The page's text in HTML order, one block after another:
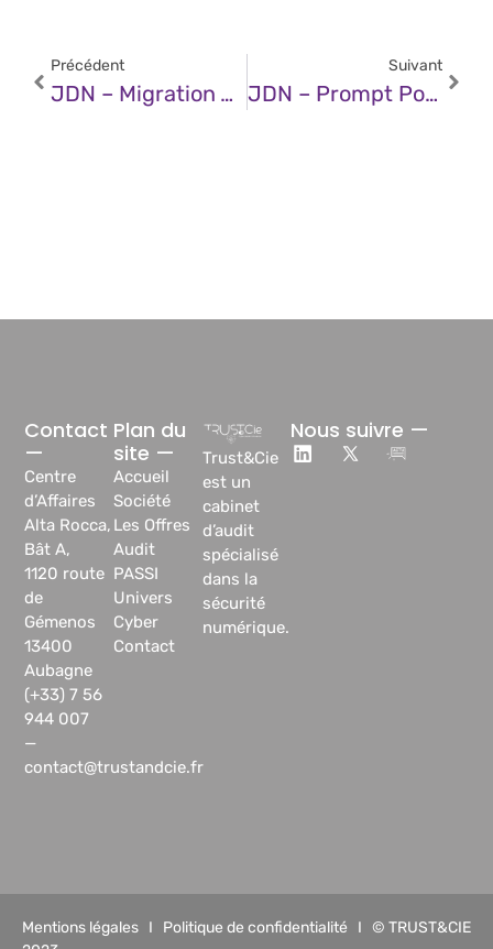
Précédent
JDN – Migration Vers Le Cloud Dans Le Secteur Financier : Allier Innovation, Sécurité Et Conformité
Suivant
JDN – Prompt Pour Effectuer Des Recherches Avancées Avec O3 (alternative À Deep Research)
Trust&Cie
est un
cabinet
d’audit
spécialisé
dans la
sécurité
numérique.
Plan du
site —
Accueil
Société
Les Offres
Audit
PASSI
Univers
Cyber
Contact
Contact
—
Centre
d’Affaires
Alta Rocca,
Bât A,
1120 route
de
Gémenos
13400
Aubagne
(+33) 7 56
944 007
—
contact@trustandcie.fr
Nous suivre —
Mentions légales I Politique de confidentialité I © TRUST&CIE